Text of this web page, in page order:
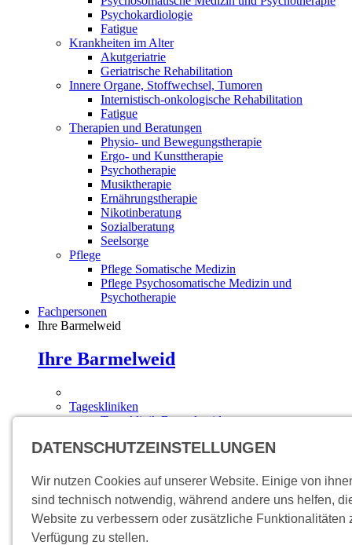
Psychokardiologie
Fatigue
Krankheiten im Alter
Akutgeriatrie
Geriatrische Rehabilitation
Innere Organe, Stoffwechsel, Tumoren
Internistisch-onkologische Rehabilitation
Fatigue
Therapien und Beratungen
Physio- und Bewegungstherapie
Ergo- und Kunsttherapie
Psychotherapie
Musiktherapie
Ernährungstherapie
Nikotinberatung
Sozialberatung
Seelsorge
Pflege
Pflege Somatische Medizin
Pflege Psychosomatische Medizin und
Psychotherapie
Fachpersonen
Ihre Barmelweid
Ihre Barmelweid
Tageskliniken
Tagesklinik Barmelweid
Ambulatorien
Ambulatorium Brugg
Medizinisches Angebot
Fachgebiete
Akutgeriatrie
DATENSCHUTZEINSTELLUNGEN
Wir nutzen Cookies auf unserer Website. Einige von
sind technisch notwendig, während andere uns helfen,
Website zu verbessern oder zusätzliche Funktionalitäten
Verfügung zu stellen.